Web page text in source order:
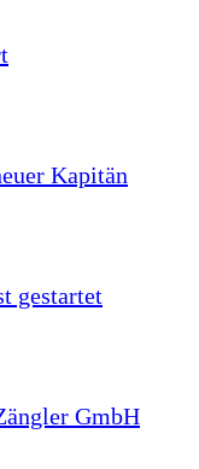
Kapitän
gestartet
GmbH